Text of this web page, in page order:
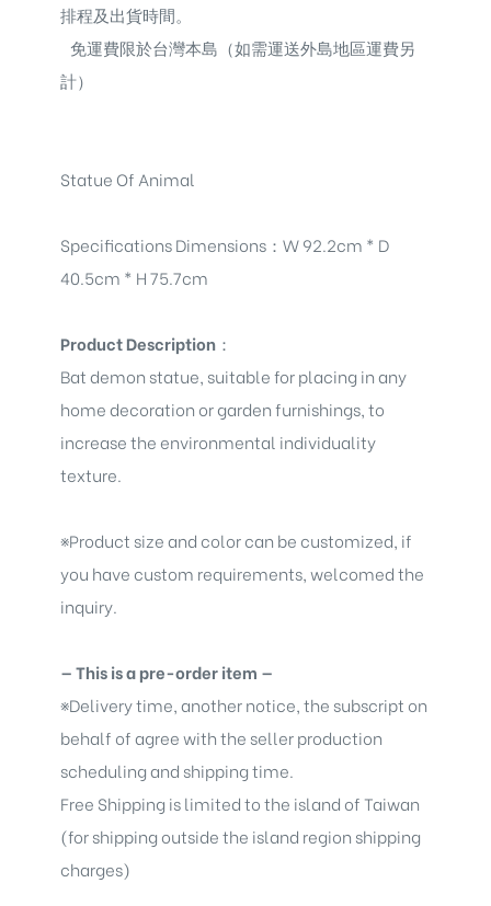
排程及出貨時間。
免運費限於台灣本島（如需運送外島地區運費另
計）
Statue Of Animal
Specifications Dimensions ： W 92.2cm * D
40.5cm * H 75.7cm
Product Description ：
Bat demon statue, suitable for placing in any
home decoration or garden furnishings, to
increase the environmental individuality
texture.
※Product size and color can be customized, if
you have custom requirements, welcomed the
inquiry.
— This is a pre-order item —
※Delivery time, another notice, the subscript on
behalf of agree with the seller production
scheduling and shipping time.
Free Shipping is limited to the island of Taiwan
(for shipping outside the island region shipping
charges)